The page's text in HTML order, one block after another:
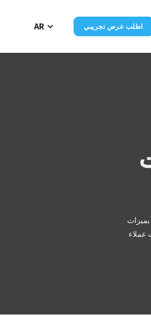
اطلب عرض تجريبي AR
عملاء